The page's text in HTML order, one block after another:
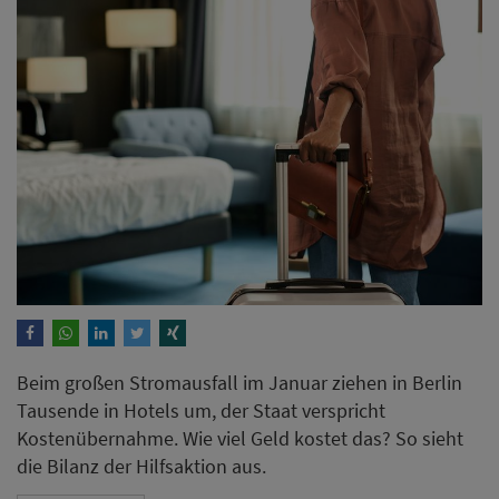
Beim großen Stromausfall im Januar ziehen in Berlin
Tausende in Hotels um, der Staat verspricht
Kostenübernahme. Wie viel Geld kostet das? So sieht
die Bilanz der Hilfsaktion aus.